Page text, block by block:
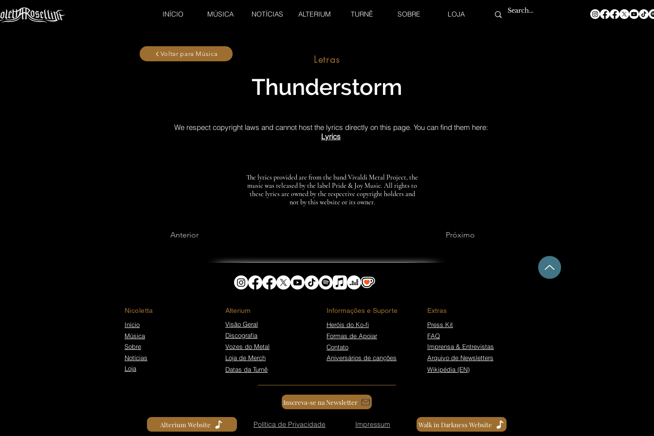
INÍCIO MÚSICA NOTÍCIAS ALTERIUM TURNÊ SOBRE LOJA
Voltar para Música Letras
Thunderstorm
We respect copyright laws and cannot host the lyrics directly on this page. You can find them here:
Lyrics
The lyrics provided are from the band Vivaldi Metal Project, the
music was released by the label Pride & Joy Music. All rights to
these lyrics are owned by the respective copyright holders and
not by this website or its owner.
Anterior Próximo
Nicoletta ​Alterium Informações e Suporte
Extras
Início
Visão Geral Heróis do Ko-fi
Press Kit
Música
Discografia Formas de Apoiar
FAQ
Sobre
Vozes do Metal Contato
Imprensa & Entrevistas
Notícias
Loja de Merch Aniversários de canções
Arquivo de Newsletters
Loja
Datas da Turnê Wikipédia (EN)
Inscreva-se na Newsletter
Alterium Website Política de Privacidade Impressum Walk in Darkness Website